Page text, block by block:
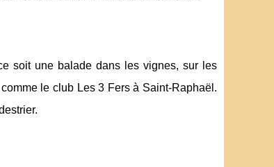
soit une balade dans les vignes, sur les
le club Les 3 Fers à Saint-Raphaël.